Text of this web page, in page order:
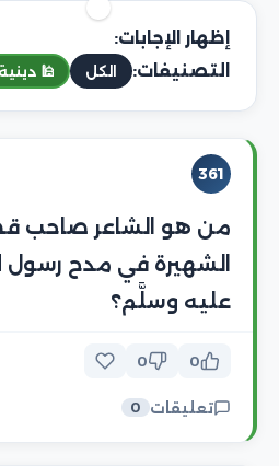
إظهار الإجابات:
التصنيفات:
الكل 🕌
361
من هو الشاعر صاحب
الشهيرة في مدح رسول
عليه وسلَّم؟
0
0
تعليقات 0